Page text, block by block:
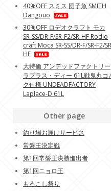
40%OFF スミス 団子魚 SMITH
Dangouo
30%OFF ロデオクラフト モカ
SR-SS/DR-F/SR-F2/SR-HF Rodio
craft Moca SR-SS/DR-F/SR-F2/
HF
大特価 アンデッドファクトリー
ラプラス・ディー 61L戦鬼丸コ
ク仕様 UNDEADFACTORY
Laplace-D 61L
Other page
釣り場お届けサービス
常磐王決定戦
第1回常磐王決勝進出者
第1回ニョロ王
もろこし祭り